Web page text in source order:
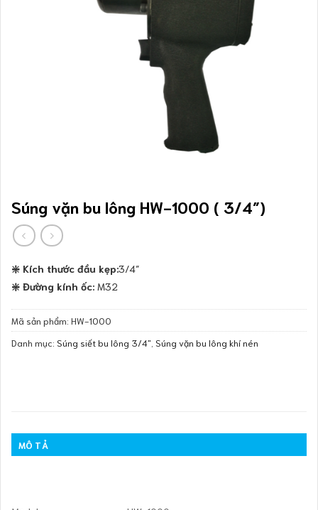
Súng vặn bu lông HW-1000 ( 3/4″)
❇️ Kích thước đầu kẹp:3/4″
❇️ Đường kính ốc: M32
Mã sản phẩm: HW-1000
Danh mục: Súng siết bu lông 3/4" Súng vặn bu lông khí nén
MÔ TẢ